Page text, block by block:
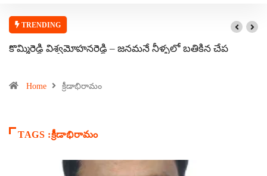
TRENDING
కొమ్మిరెడ్డి విశ్వమోహనరెడ్డి – జనమనే నీళ్ళలో బతికిన చేప
Home క్రీడాభిరామం
TAGS :క్రీడాభిరామం